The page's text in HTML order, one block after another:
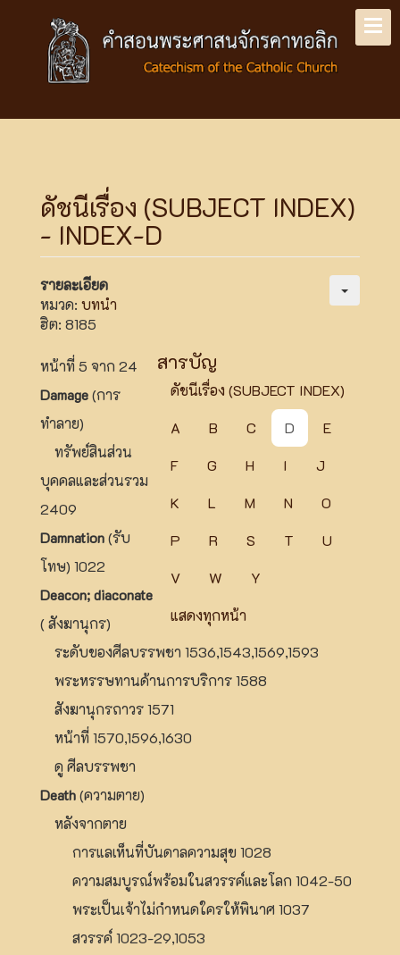
ดัชนีเรื่อง (SUBJECT INDEX)
- INDEX-D
รายละเอียด
หมวด: บทนำ
ฮิต: 8185
สารบัญ
ดัชนีเรื่อง (SUBJECT INDEX)
A
B C D
E
F
G H I
J
K
L M N
O
P
R S T
U
V
W
Y
แสดงทุกหน้า
หน้าที่ 5 จาก 24
Damage(การ
ทำลาย)
ทรัพย์สินส่วน
บุคคลและส่วนรวม
2409
Damnation(รับ
โทษ) 1022
Deacon; diaconate
( สังฆานุกร)
ระดับของศีลบรรพชา 1536,1543,1569,1593
พระหรรษทานด้านการบริการ 1588
สังฆานุกรถาวร 1571
หน้าที่ 1570,1596,1630
ดู ศีลบรรพชา
Death(ความตาย)
หลังจากตาย
การแลเห็นที่บันดาลความสุข 1028
ความสมบูรณ์พร้อมในสวรรค์และโลก 1042-50
พระเป็นเจ้าไม่กำหนดใครให้พินาศ 1037
สวรรค์ 1023-29,1053